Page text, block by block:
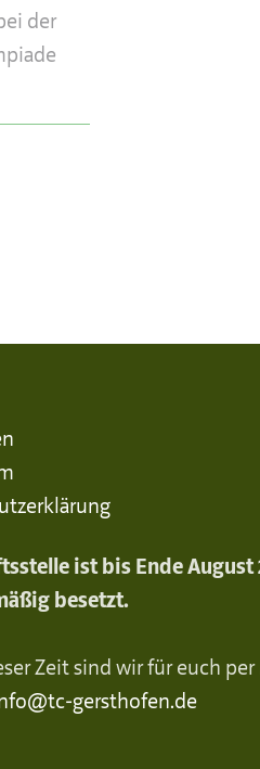
der
ist bis Ende August
besetzt.
Zeit sind wir für euch per
gersthofen.de